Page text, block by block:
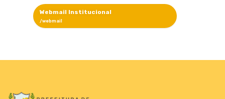
Webmail Institucional